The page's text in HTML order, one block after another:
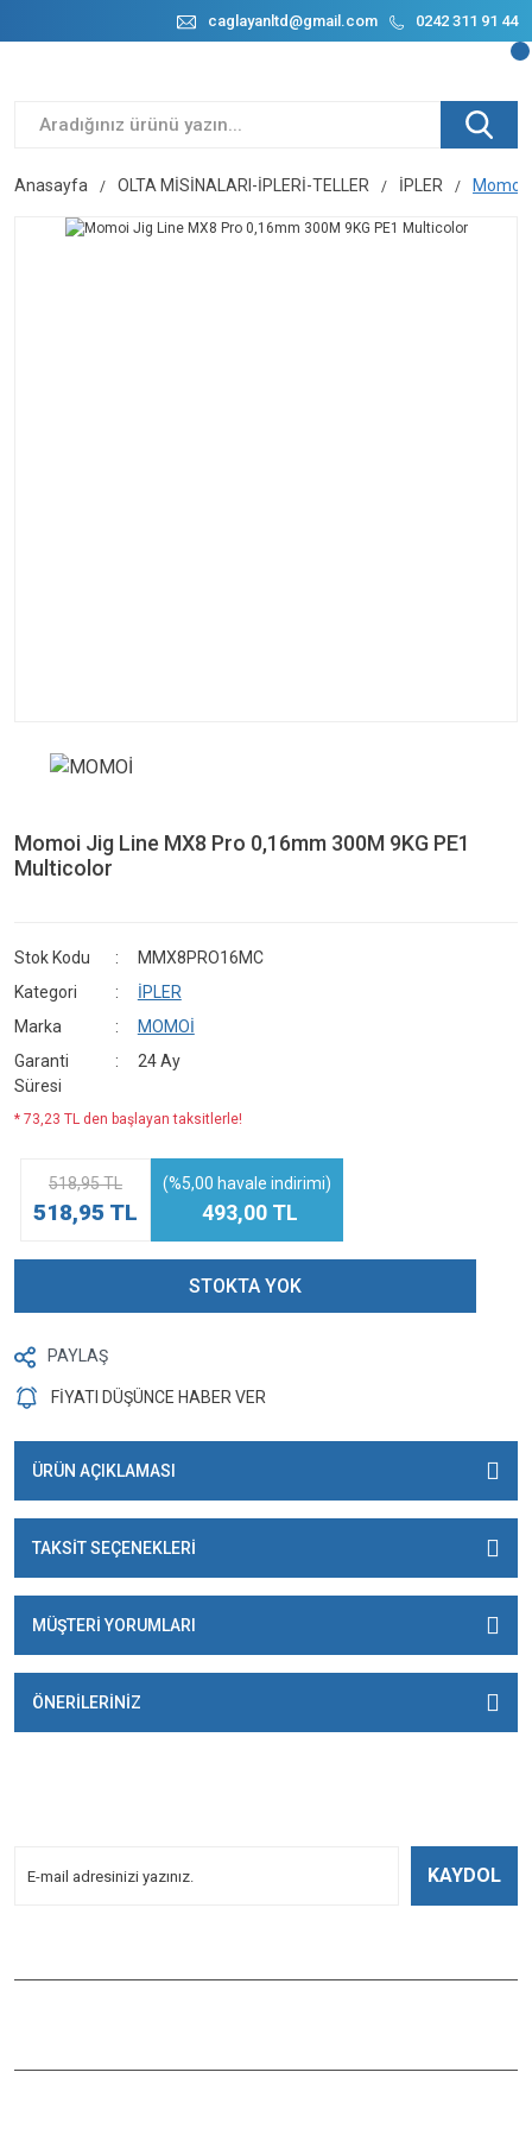
caglayanltd@gmail.com 0242 311 91 44
Anasayfa OLTA MİSİNALARI-İPLERİ-TELLER İPLER Momoi
Momoi Jig Line MX8 Pro 0,16mm 300M 9KG PE1
Multicolor
Stok Kodu
MMX8PRO16MC
Kategori
İPLER
Marka
MOMOİ
Garanti
Süresi
24 Ay
* 73,23 TL den başlayan taksitlerle!
518,95 TL
518,95 TL
(%5,00 havale indirimi)
493,00 TL
STOKTA YOK
PAYLAŞ
FİYATI DÜŞÜNCE HABER VER
ÜRÜN AÇIKLAMASI
TAKSİT SEÇENEKLERİ
MÜŞTERİ YORUMLARI
ÖNERİLERİNİZ
KAYDOL